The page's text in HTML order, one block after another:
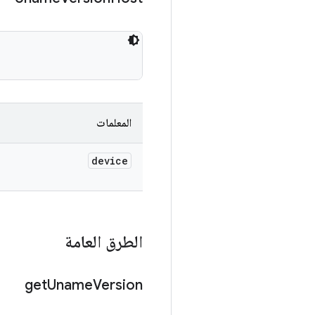
المعلمات
device
الطرق العامة
getUnameVersion